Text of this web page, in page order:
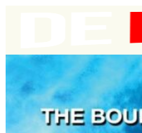
Karakter